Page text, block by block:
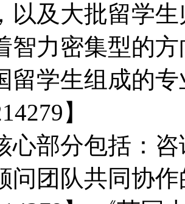
以及大批留学
智力密集型的
留学生组成的
】
心部分包括：
问团队共同协